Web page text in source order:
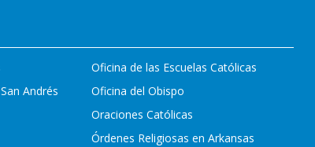
Andrés
Oficina de las Escuelas Católicas
Oficina del Obispo
Oraciones Católicas
Órdenes Religiosas en Arkansas